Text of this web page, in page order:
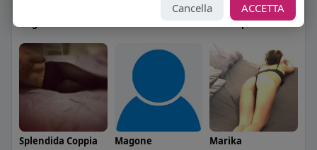
Elisa Esposito
Splendida Coppia Magone Marika
Cancella ACCETTA